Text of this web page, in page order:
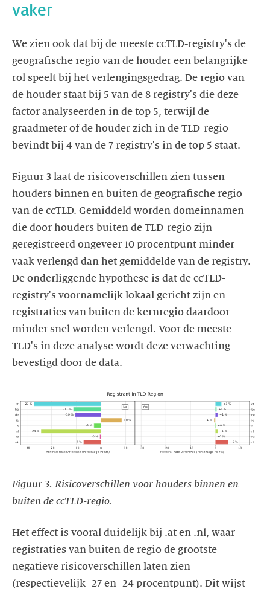
vaker
We zien ook dat bij de meeste ccTLD-registry's de
geografische regio van de houder een belangrijke
rol speelt bij het verlengingsgedrag. De regio van
de houder staat bij 5 van de 8 registry's die deze
factor analyseerden in de top 5, terwijl de
graadmeter of de houder zich in de TLD-regio
bevindt bij 4 van de 7 registry's in de top 5 staat.
Figuur 3 laat de risicoverschillen zien tussen
houders binnen en buiten de geografische regio
van de ccTLD. Gemiddeld worden domeinnamen
die door houders buiten de TLD-regio zijn
geregistreerd ongeveer 10 procentpunt minder
vaak verlengd dan het gemiddelde van de registry.
De onderliggende hypothese is dat de ccTLD-
registry's voornamelijk lokaal gericht zijn en
registraties van buiten de kernregio daardoor
minder snel worden verlengd. Voor de meeste
TLD's in deze analyse wordt deze verwachting
bevestigd door de data.
https://images.ctfassets.net/yj8364fopk6s/
f_rant_in_tld_region.clear.svg
Figuur 3. Risicoverschillen voor houders binnen en
buiten de ccTLD-regio.
Het effect is vooral duidelijk bij .at en .nl, waar
registraties van buiten de regio de grootste
negatieve risicoverschillen laten zien
(respectievelijk -27 en -24 procentpunt). Dit wijst